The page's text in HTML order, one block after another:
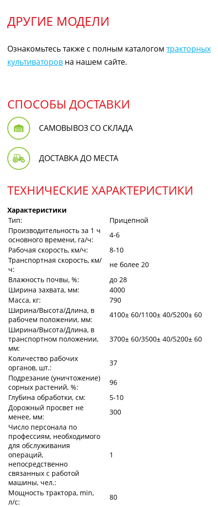
ДРУГИЕ МОДЕЛИ
Ознакомьтесь также с полным каталогом тракторных
культиваторов на нашем сайте.
СПОСОБЫ ДОСТАВКИ
САМОВЫВОЗ СО СКЛАДА
ДОСТАВКА ДО МЕСТА
ТЕХНИЧЕСКИЕ ХАРАКТЕРИСТИКИ
Характеристики
Тип:
Прицепной
Производительность за 1 ч
основного времени, га/ч:
4-6
Рабочая скорость, км/ч:
8-10
Транспортная скорость, км/
ч:
не более 20
Влажность почвы, %:
до 28
Ширина захвата, мм:
4000
Масса, кг:
790
Ширина/Высота/Длина, в
рабочем положении, мм:
4100± 60/1100± 40/5200± 60
Ширина/Высота/Длина, в
транспортном положении,
мм:
3700± 60/3500± 40/5200± 60
Количество рабочих
органов, шт.:
37
Подрезание (уничтожение)
сорных растений, %:
96
Глубина обработки, см:
5-10
Дорожный просвет не
менее, мм:
300
Число персонала по
профессиям, необходимого
для обслуживания
операций,
непосредственно
связанных с работой
машины, чел.:
1
Мощность трактора, min,
л/c:
80